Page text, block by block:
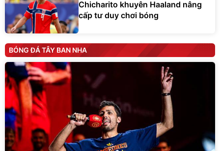
Chicharito khuyên Haaland nâng
cấp tư duy chơi bóng
BÓNG ĐÁ TÂY BAN NHA